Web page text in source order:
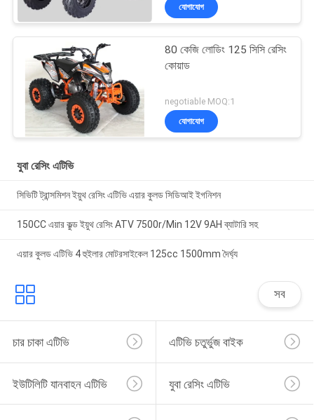
যোগাযোগ
80 কেজি লোডিং 125 সিসি রেসিং
কোয়াড
negotiable MOQ:1
যোগাযোগ
যুবা রেসিং এটিভি
সিভিটি ট্রান্সমিশন ইয়ুথ রেসিং এটিভি এয়ার কুলড সিডিআই ইগনিশন
150CC এয়ার কুল্ড ইয়ুথ রেসিং ATV 7500r/Min 12V 9AH ব্যাটারি সহ
এয়ার কুলড এটিভি 4 হুইলার মোটরসাইকেল 125cc 1500mm দৈর্ঘ্য
সব
চার চাকা এটিভি এটিভি চতুর্ভুজ বাইক
ইউটিলিটি যানবাহন এটিভি যুবা রেসিং এটিভি